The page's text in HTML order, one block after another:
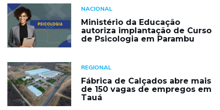
NACIONAL
Ministério da Educação
autoriza implantação de Curso
de Psicologia em Parambu
REGIONAL
Fábrica de Calçados abre mais
de 150 vagas de empregos em
Tauá